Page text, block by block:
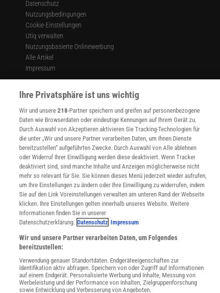
Datenschutz
Nutzungsbedingungen
Cookie-Einstellungen
Utiq verwalten
Nutzungsbasierte Onlinewerbung
Alle Artikel
Impressum
Angebote für Schulen
Sprachen lernen mit Gymglish
Lexika
Für Spektrum schreiben
Zugänglichkeitserklärung
WEBSEITEN
KielSCN
Wissenschaft in die Schulen
SciLogs
Uns finden Sie auch hier:
Ihre Privatsphäre ist uns wichtig
Wir und unsere218-Partner speichern und greifen auf personenbezogene
Daten wie Browserdaten oder eindeutige Kennungen auf Ihrem Gerät zu.
Durch Auswahl von Akzeptieren aktivieren Sie Tracking-Technologien für
die unter „Wir und unsere Partner verarbeiten Daten, um Ihnen Dienste
bereitzustellen“ aufgeführten Zwecke. Durch Auswahl von Alle ablehnen
oder Widerruf Ihrer Einwilligung werden diese deaktiviert. Wenn Tracker
deaktiviert sind, sind manche Inhalte und Anzeigen möglicherweise nicht
mehr so relevant für Sie. Sie können dieses Menü jederzeit wieder aufrufen,
um Ihre Einstellungen zu ändern oder Ihre Einwilligung zu widerrufen, indem
Sie auf den Link Voreinstellungen verwalten am unteren Rand der Webseite
klicken. Ihre Einstellungen gelten innerhalb unseres Website. Weitere
Informationen finden Sie in unserer
Datenschutzerklärung. Datenschutz Impressum
Wir und unsere Partner verarbeiten Daten, um Folgendes
bereitzustellen:
Verwendung genauer Standortdaten. Endgeräteeigenschaften zur
Identifikation aktiv abfragen. Speichern von oder Zugriff auf Informationen
auf einem Endgerät. Personalisierte Werbung und Inhalte, Messung von
Werbeleistung und der Performance von Inhalten, Zielgruppenforschung
sowie Entwicklung und Verbesserung von Angeboten.